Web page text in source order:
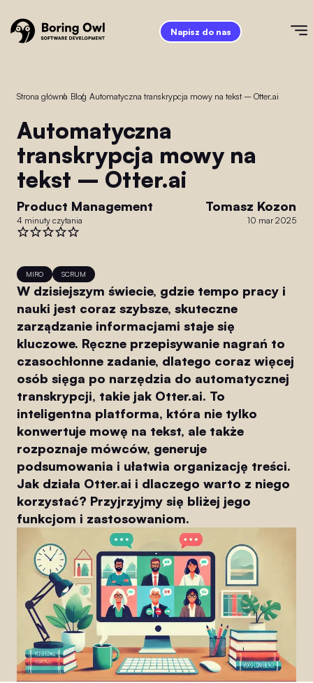
Napisz do nas
Strona główna
/ Blog
/ Automatyczna transkrypcja mowy na tekst – Otter.ai
Automatyczna
transkrypcja mowy na
tekst – Otter.ai
Product Management
4 minuty czytania
Tomasz Kozon
10 mar 2025
MIRO SCRUM
W dzisiejszym świecie, gdzie tempo pracy i
nauki jest coraz szybsze, skuteczne
zarządzanie informacjami staje się
kluczowe. Ręczne przepisywanie nagrań to
czasochłonne zadanie, dlatego coraz więcej
osób sięga po narzędzia do automatycznej
transkrypcji, takie jak Otter.ai. To
inteligentna platforma, która nie tylko
konwertuje mowę na tekst, ale także
rozpoznaje mówców, generuje
podsumowania i ułatwia organizację treści.
Jak działa Otter.ai i dlaczego warto z niego
korzystać? Przyjrzyjmy się bliżej jego
funkcjom i zastosowaniom.